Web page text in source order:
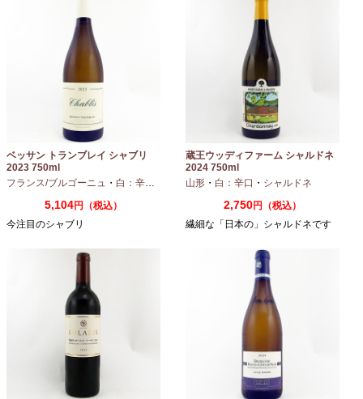
ベッサン トランブレイ シャブリ
2023 750ml
フランス/ブルゴーニュ ・ 白：辛口 シャルドネ
5,104円（税込）
今注目のシャブリ
蔵王ウッディファーム シャルドネ
2024 750ml
山形 ・ 白：辛口 ・ シャルドネ
2,750円（税込）
繊細な「日本の」シャルドネです